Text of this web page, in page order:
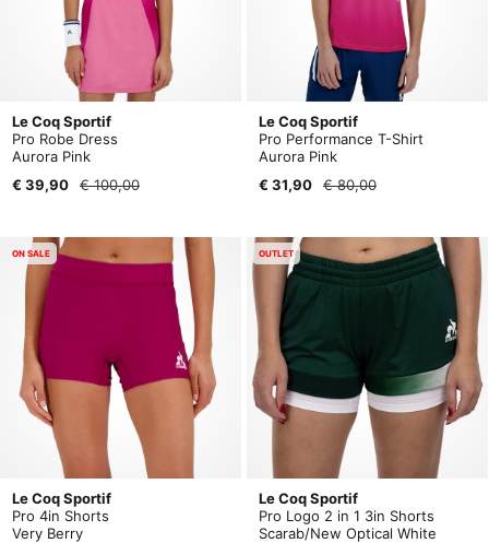
Le Coq Sportif
Pro Robe Dress
Aurora Pink
€ 39,90
€ 100,00
Le Coq Sportif
Pro Performance T-Shirt
Aurora Pink
€ 31,90
€ 80,00
ON SALE
Le Coq Sportif
Pro 4in Shorts
Very Berry
OUTLET
Le Coq Sportif
Pro Logo 2 in 1 3in Shorts
Scarab/New Optical White